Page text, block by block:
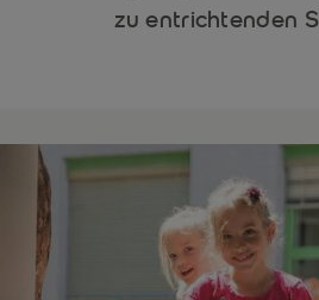
zu entrichtenden